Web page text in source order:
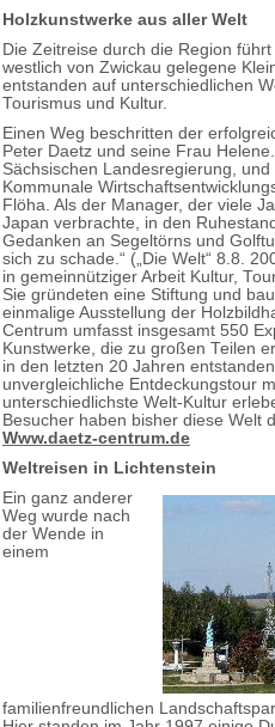
Holzkunstwerke aus aller Welt
Die Zeitreise durch die Region
westlich von Zwickau gelegene
entstanden auf unterschiedlichen
Tourismus und Kultur.
Einen Weg beschritten der
Peter Daetz und seine Frau
Sächsischen Landesregierung,
Kommunale
Flöha. Als der Manager, der viele
Japan verbrachte, in den
Gedanken an Segeltörns und
sich zu schade.“ („Die Welt“ 8.8.
in gemeinnütziger Arbeit Kultur,
Sie gründeten eine Stiftung und
einmalige Ausstellung der
Centrum umfasst insgesamt 550
Kunstwerke, die zu großen Teilen
in den letzten 20 Jahren
unvergleichliche Entdeckungstour
unterschiedlichste Welt-Kultur
Besucher haben bisher diese Welt
Www.daetz-centrum.de
Weltreisen in Lichtenstein
Ein ganz anderer
Weg wurde nach
der Wende in
einem
familienfreundlichen